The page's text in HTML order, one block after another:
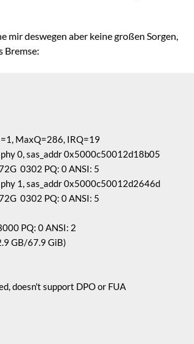
mir deswegen aber keine großen Sorgen,
Bremse:
MaxQ=286, IRQ=19
0, sas_addr 0x5000c50012d18b05
0302 PQ: 0 ANSI: 5
1, sas_addr 0x5000c50012d2646d
0302 PQ: 0 ANSI: 5
PQ: 0 ANSI: 2
GB/67.9 GiB)
doesn't support DPO or FUA